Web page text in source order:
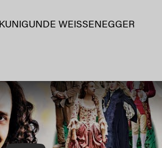
KUNIGUNDE WEISSENEGGER